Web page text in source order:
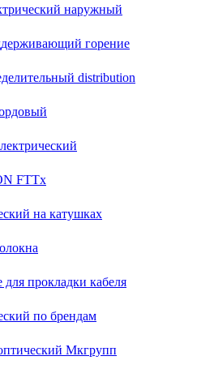
наружный
горение
distribution
FTTx
на катушках
прокладки кабеля
по брендам
Мкгрупп